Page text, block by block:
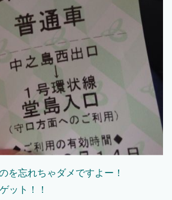
を忘れちゃダメですよー！
ット！！